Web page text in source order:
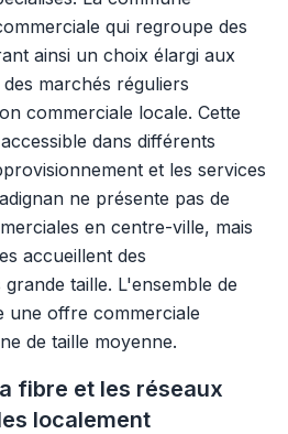
qui regroupe des
ainsi un choix élargi aux
marchés réguliers
commerciale locale. Cette
dans différents
et les services
ne présente pas de
en centre-ville, mais
accueillent des
taille. L'ensemble de
une offre commerciale
de taille moyenne.
fibre et les réseaux
localement